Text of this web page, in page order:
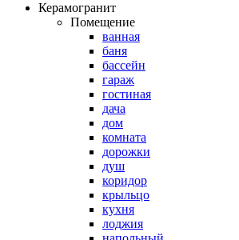
Керамогранит
Помещение
ванная
баня
бассейн
гараж
гостиная
дача
дом
комната
дорожки
душ
коридор
крыльцо
кухня
лоджия